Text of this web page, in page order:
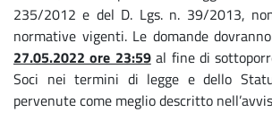
235/2012 e del D. Lgs. n. 39/2013,
normative vigenti. Le domande
27.05.2022 ore 23:59 al fine di
Soci nei termini di legge e dello
pervenute come meglio descritto